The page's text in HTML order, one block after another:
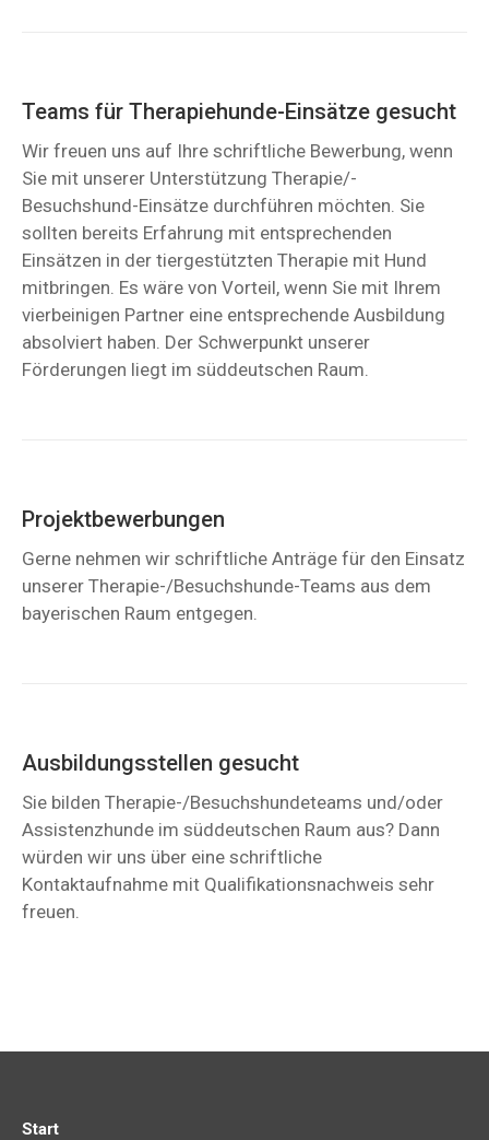
Teams für Therapiehunde-Einsätze gesucht
Wir freuen uns auf Ihre schriftliche Bewerbung, wenn
Sie mit unserer Unterstützung Therapie/-
Besuchshund-Einsätze durchführen möchten. Sie
sollten bereits Erfahrung mit entsprechenden
Einsätzen in der tiergestützten Therapie mit Hund
mitbringen. Es wäre von Vorteil, wenn Sie mit Ihrem
vierbeinigen Partner eine entsprechende Ausbildung
absolviert haben. Der Schwerpunkt unserer
Förderungen liegt im süddeutschen Raum.
Projektbewerbungen
Gerne nehmen wir schriftliche Anträge für den Einsatz
unserer Therapie-/Besuchshunde-Teams aus dem
bayerischen Raum entgegen.
Ausbildungsstellen gesucht
Sie bilden Therapie-/Besuchshundeteams und/oder
Assistenzhunde im süddeutschen Raum aus? Dann
würden wir uns über eine schriftliche
Kontaktaufnahme mit Qualifikationsnachweis sehr
freuen.
Start